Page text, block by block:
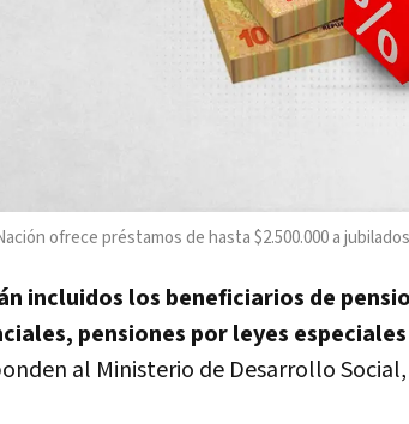
ofrece préstamos de hasta $2.500.000 a
incluidos los beneficiarios de
pensiones por leyes especiales
al Ministerio de Desarrollo